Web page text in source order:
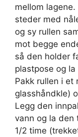
mellom
steder med
og sy rullen
mot begge
så den holder
plastpose og
Pakk rullen i et
glasshåndkle)
Legg den
vann og la den
1/2 time